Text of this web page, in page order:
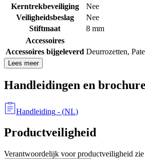
Kerntrekbeveiliging
Nee
Veiligheidsbeslag
Nee
Stiftmaat
8 mm
Accessoires
Accessoires bijgeleverd Deurrozetten,
Lees meer
Handleidingen en
Handleiding - (NL)
Productveiligheid
Verantwoordelijk voor productveiligheid zie